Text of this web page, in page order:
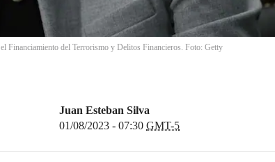
Financiamiento del Terrorismo y Delitos Financieros. Foto: Getty
Juan Esteban Silva
01/08/2023 - 07:30 GMT-5